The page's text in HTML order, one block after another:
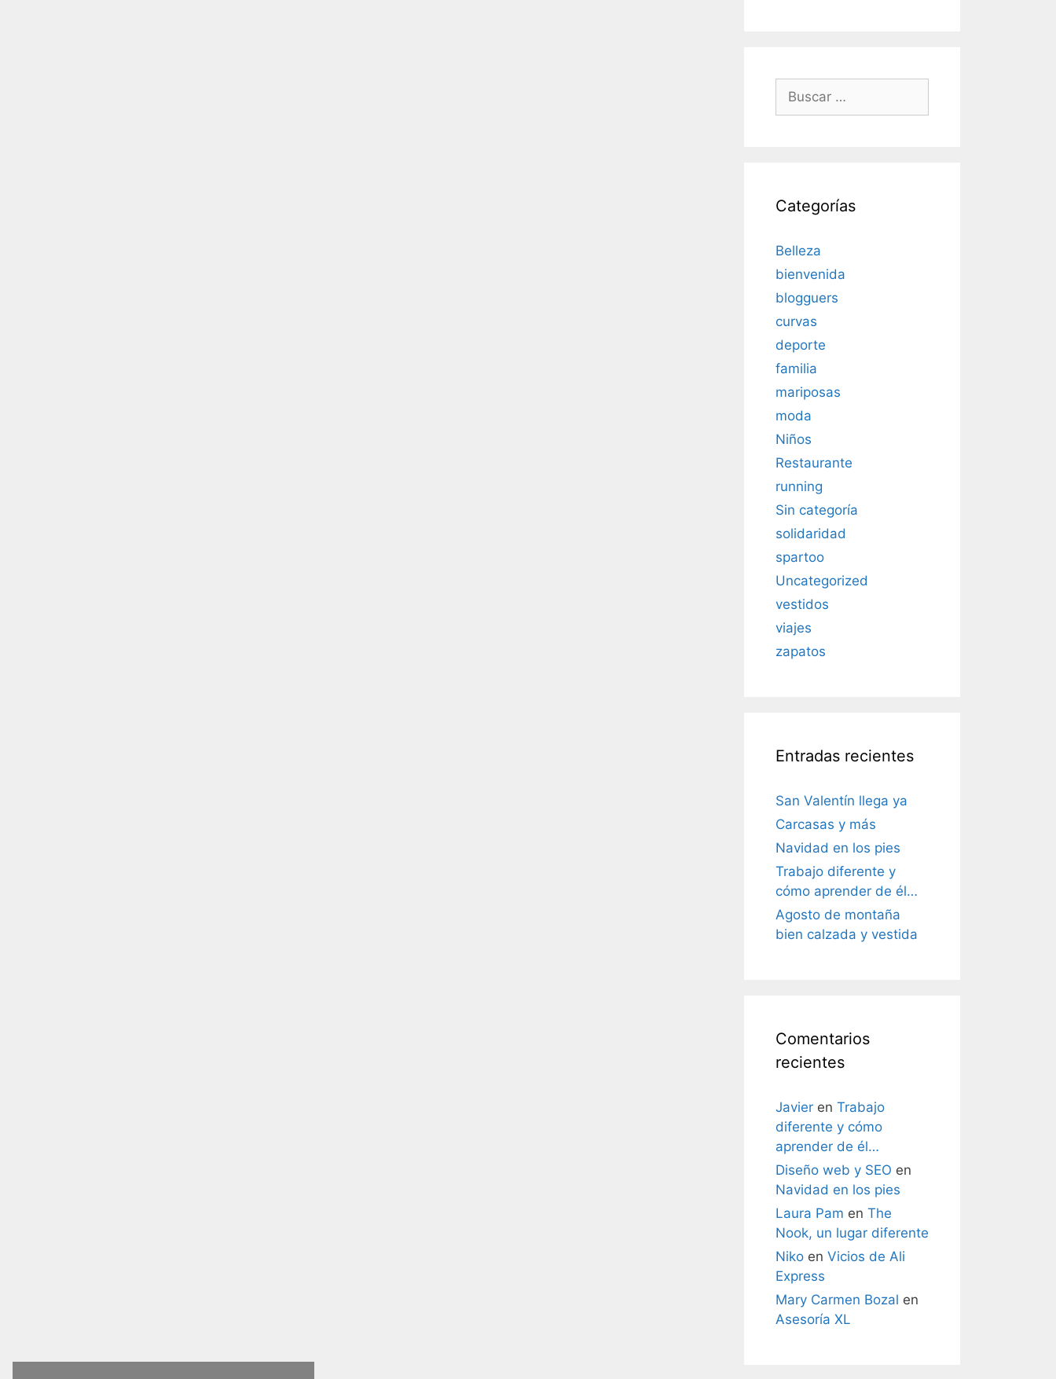
Buscar:
Categorías
Belleza
bienvenida
blogguers
curvas
deporte
familia
mariposas
moda
Niños
Restaurante
running
Sin categoría
solidaridad
spartoo
Uncategorized
vestidos
viajes
zapatos
Entradas recientes
San Valentín llega ya
Carcasas y más
Navidad en los pies
Trabajo diferente y
cómo aprender de él…
Agosto de montaña
bien calzada y vestida
Comentarios
recientes
Javier en Trabajo
diferente y cómo
aprender de él…
Diseño web y SEO en
Navidad en los pies
Laura Pam en The
Nook, un lugar diferente
Niko en Vicios de Ali
Express
Mary Carmen Bozal en
Asesoría XL